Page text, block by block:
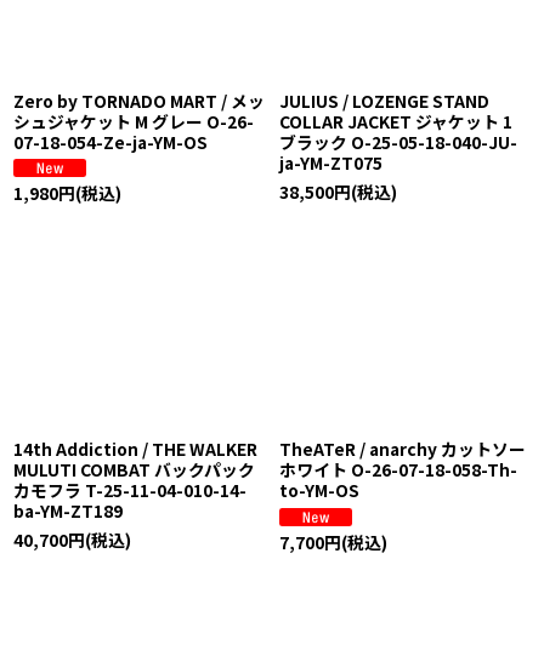
Zero by TORNADO MART / メッ
シュジャケット M グレー O-26-
07-18-054-Ze-ja-YM-OS
1,980円(税込)
JULIUS / LOZENGE STAND
COLLAR JACKET ジャケット 1
ブラック O-25-05-18-040-JU-
ja-YM-ZT075
38,500円(税込)
14th Addiction / THE WALKER
MULUTI COMBAT バックパック
カモフラ T-25-11-04-010-14-
ba-YM-ZT189
40,700円(税込)
TheATeR / anarchy カットソー
ホワイト O-26-07-18-058-Th-
to-YM-OS
7,700円(税込)